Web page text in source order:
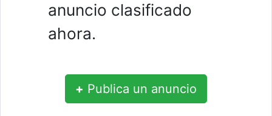
anuncio clasificado
ahora.
+ Publica un anuncio